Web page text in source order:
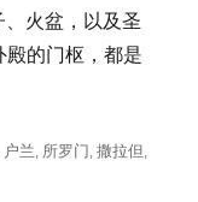
火盆，以及圣
的门枢，都是
户兰 所罗门 ,撒拉但